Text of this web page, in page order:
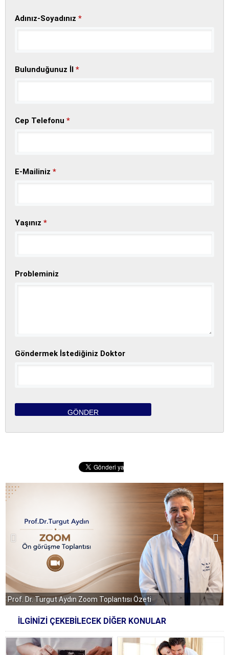
Adınız-Soyadınız *
Bulunduğunuz İl *
Cep Telefonu *
E-Mailiniz *
Yaşınız *
Probleminiz
Göndermek İstediğiniz Doktor
Prof. Dr. Turgut Aydın Zoom Toplantısı Özeti
İLGİNİZİ ÇEKEBİLECEK DİĞER KONULAR